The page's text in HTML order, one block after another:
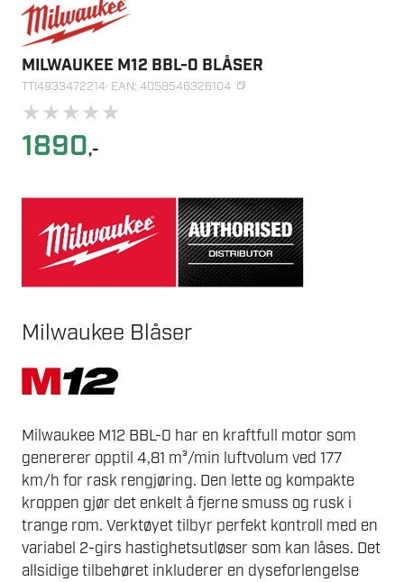
MILWAUKEE M12 BBL-0 BLÅSER
TTI4933472214· EAN: 4058546326104
★★★★★
1890,-
Milwaukee Blåser
Milwaukee M12 BBL-0 har en kraftfull motor som
genererer opptil 4,81 m³/min luftvolum ved 177
km/h for rask rengjøring. Den lette og kompakte
kroppen gjør det enkelt å fjerne smuss og rusk i
trange rom. Verktøyet tilbyr perfekt kontroll med en
variabel 2-girs hastighetsutløser som kan låses. Det
allsidige tilbehøret inkluderer en dyseforlengelse